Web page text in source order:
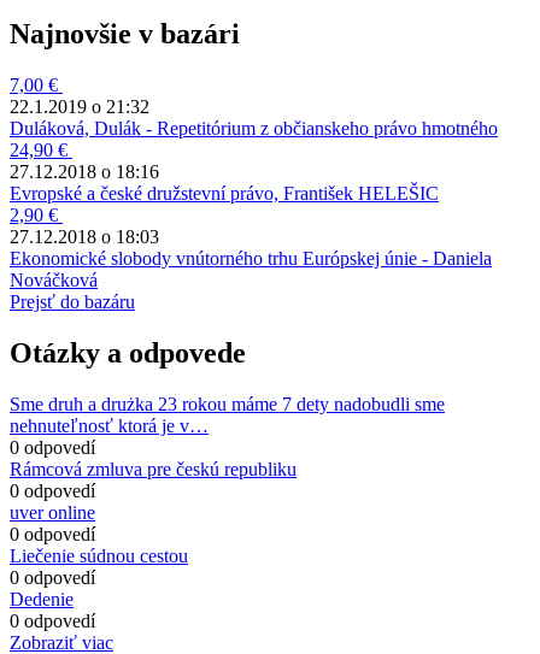
Najnovšie v bazári
7,00 €
22.1.2019 o 21:32
Duláková, Dulák - Repetitórium z občianskeho právo hmotného
24,90 €
27.12.2018 o 18:16
Evropské a české družstevní právo, František HELEŠIC
2,90 €
27.12.2018 o 18:03
Ekonomické slobody vnútorného trhu Európskej únie - Daniela
Nováčková
Prejsť do bazáru
Otázky a odpovede
Sme druh a drużka 23 rokou máme 7 dety nadobudli sme
nehnuteľnosť ktorá je v…
0 odpovedí
Rámcová zmluva pre českú republiku
0 odpovedí
uver online
0 odpovedí
Liečenie súdnou cestou
0 odpovedí
Dedenie
0 odpovedí
Zobraziť viac